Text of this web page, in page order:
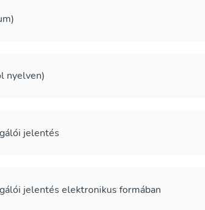
nyelven)
jelentés
jelentés elektronikus formában